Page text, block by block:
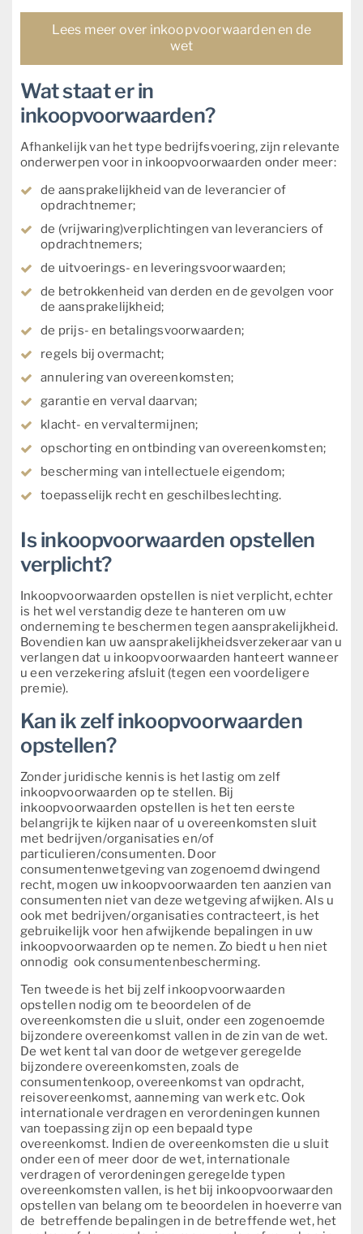
Lees meer over inkoopvoorwaarden en de
wet
Wat staat er in
inkoopvoorwaarden?
Afhankelijk van het type bedrijfsvoering, zijn relevante
onderwerpen voor in inkoopvoorwaarden onder meer:
de aansprakelijkheid van de leverancier of
opdrachtnemer;
de (vrijwaring)verplichtingen van leveranciers of
opdrachtnemers;
de uitvoerings- en leveringsvoorwaarden;
de betrokkenheid van derden en de gevolgen voor
de aansprakelijkheid;
de prijs- en betalingsvoorwaarden;
regels bij overmacht;
annulering van overeenkomsten;
garantie en verval daarvan;
klacht- en vervaltermijnen;
opschorting en ontbinding van overeenkomsten;
bescherming van intellectuele eigendom;
toepasselijk recht en geschilbeslechting.
Is inkoopvoorwaarden opstellen
verplicht?
Inkoopvoorwaarden opstellen is niet verplicht, echter
is het wel verstandig deze te hanteren om uw
onderneming te beschermen tegen aansprakelijkheid.
Bovendien kan uw aansprakelijkheidsverzekeraar van u
verlangen dat u inkoopvoorwaarden hanteert wanneer
u een verzekering afsluit (tegen een voordeligere
premie).
Kan ik zelf inkoopvoorwaarden
opstellen?
Zonder juridische kennis is het lastig om zelf
inkoopvoorwaarden op te stellen. Bij
inkoopvoorwaarden opstellen is het ten eerste
belangrijk te kijken naar of u overeenkomsten sluit
met bedrijven/organisaties en/of
particulieren/consumenten. Door
consumentenwetgeving van zogenoemd dwingend
recht, mogen uw inkoopvoorwaarden ten aanzien van
consumenten niet van deze wetgeving afwijken. Als u
ook met bedrijven/organisaties contracteert, is het
gebruikelijk voor hen afwijkende bepalingen in uw
inkoopvoorwaarden op te nemen. Zo biedt u hen niet
onnodig ook consumentenbescherming.
Ten tweede is het bij zelf inkoopvoorwaarden
opstellen nodig om te beoordelen of de
overeenkomsten die u sluit, onder een zogenoemde
bijzondere overeenkomst vallen in de zin van de wet.
De wet kent tal van door de wetgever geregelde
bijzondere overeenkomsten, zoals de
consumentenkoop, overeenkomst van opdracht,
reisovereenkomst, aanneming van werk etc. Ook
internationale verdragen en verordeningen kunnen
van toepassing zijn op een bepaald type
overeenkomst. Indien de overeenkomsten die u sluit
onder een of meer door de wet, internationale
verdragen of verordeningen geregelde typen
overeenkomsten vallen, is het bij inkoopvoorwaarden
opstellen van belang om te beoordelen in hoeverre van
de betreffende bepalingen in de betreffende wet, het